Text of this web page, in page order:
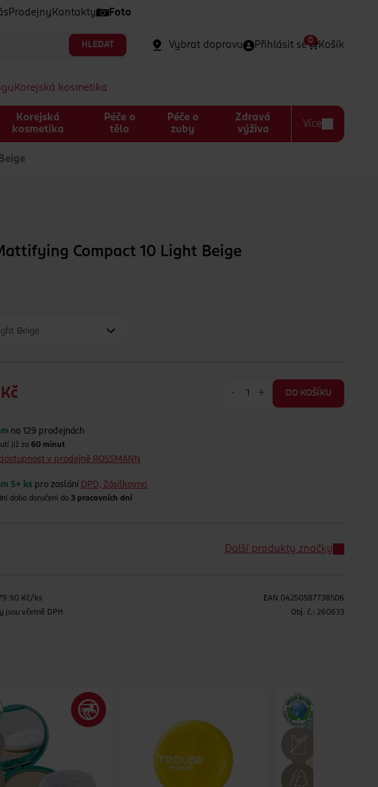
Prodejny Kontakty Foto
HLEDAT Vybrat dopravu Přihlásit se Košík
0
Korejská kosmetika
Korejská
kosmetika
Péče o
tělo
Péče o
zuby
Zdravá
výživa
Více
Compact 10 Light Beige
Beige
- + DO KOŠÍKU
na 129 prodejnách
již za60 minut
v prodejně ROSSMANN
5+ ks pro zaslání DPD, Zásilkovna
doba doručení do 3 pracovních dní
Další produkty značky
Kč/ks
jsou včetně DPH
EAN 04250587738506
Obj. č.: 260633